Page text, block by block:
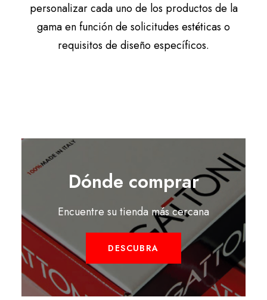
personalizar cada uno de los productos de la
gama en función de solicitudes estéticas o
requisitos de diseño específicos.
Dónde comprar
Encuentre su tienda más cercana
DESCUBRA